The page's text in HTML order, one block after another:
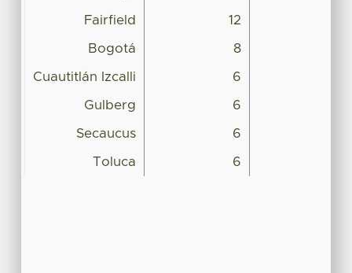
Fairfield 12
Bogotá 8
Cuautitlán Izcalli 6
Gulberg 6
Secaucus 6
Toluca 6